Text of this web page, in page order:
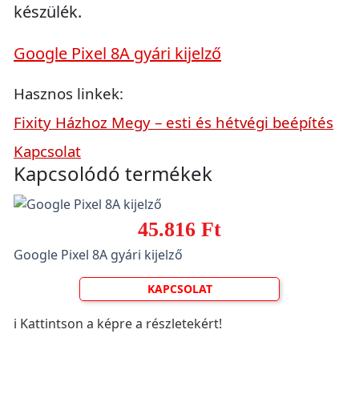
készülék.
Google Pixel 8A gyári kijelző
Hasznos linkek:
Fixity Házhoz Megy – esti és hétvégi beépítés
Kapcsolat
Kapcsolódó termékek
45.816 Ft
Google Pixel 8A gyári kijelző
KAPCSOLAT
ℹ️ Kattintson a képre a részletekért!